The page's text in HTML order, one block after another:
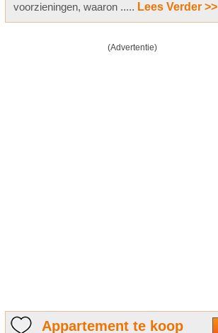
voorzieningen, waaron ..... Lees Verder >>
(Advertentie)
Appartement te koop